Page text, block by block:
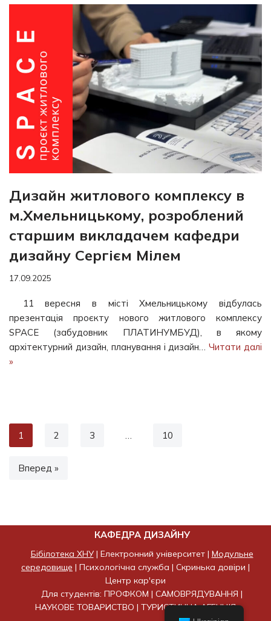
Дизайн житлового комплексу в
м.Хмельницькому, розроблений
старшим викладачем кафедри
дизайну Сергієм Мілем
17.09.2025
11 вересня в місті Хмельницькому відбулась
презентація проєкту нового житлового комплексу
SPACE (забудовник ПЛАТИНУМБУД), в якому
архітектурний дизайн, планування і дизайн…Читати далі
»
1 2 3 … 10
Вперед »
КАФЕДРА ДИЗАЙНУ
Бібілотека ХНУ| Електронний університет| Модульне
середовище | Психологічна служба | Скринька довіри |
Центр кар'єри
Для студентів: ПРОФКОМ | САМОВРЯДУВАННЯ |
НАУКОВЕ ТОВАРИСТВО | ТУРИСТИЧНА АГЕНЦІЯ